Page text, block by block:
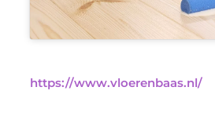
https://www.vloerenbaas.nl/